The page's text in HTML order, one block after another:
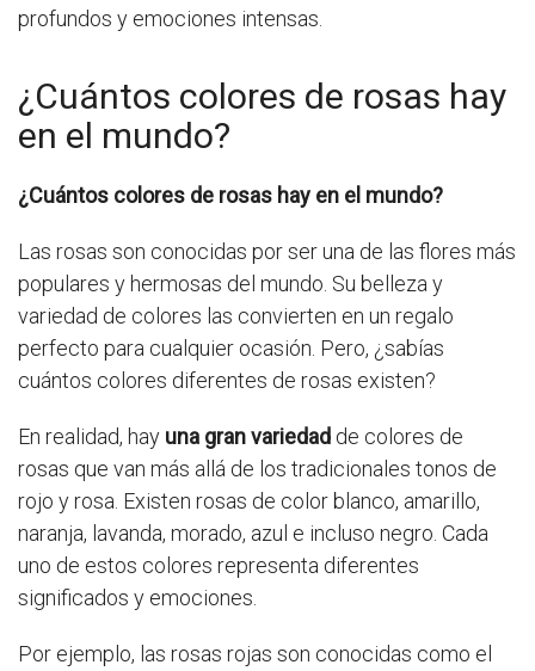
profundos y emociones intensas.
¿Cuántos colores de rosas hay
en el mundo?
¿Cuántos colores de rosas hay en el mundo?
Las rosas son conocidas por ser una de las flores más
populares y hermosas del mundo. Su belleza y
variedad de colores las convierten en un regalo
perfecto para cualquier ocasión. Pero, ¿sabías
cuántos colores diferentes de rosas existen?
En realidad, hay una gran variedad de colores de
rosas que van más allá de los tradicionales tonos de
rojo y rosa. Existen rosas de color blanco, amarillo,
naranja, lavanda, morado, azul e incluso negro. Cada
uno de estos colores representa diferentes
significados y emociones.
Por ejemplo, las rosas rojas son conocidas como el